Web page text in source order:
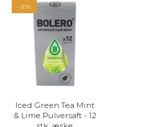
-30%
Iced Green Tea Mint
& Lime Pulversaft - 12